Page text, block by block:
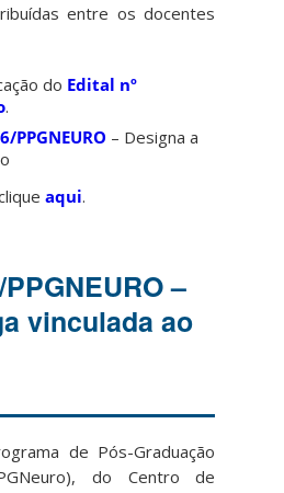
entre os docentes
do Edital nº
.
PPGNEURO – Designa a
aqui.
–
vinculada ao
de Pós-Graduação
do Centro de